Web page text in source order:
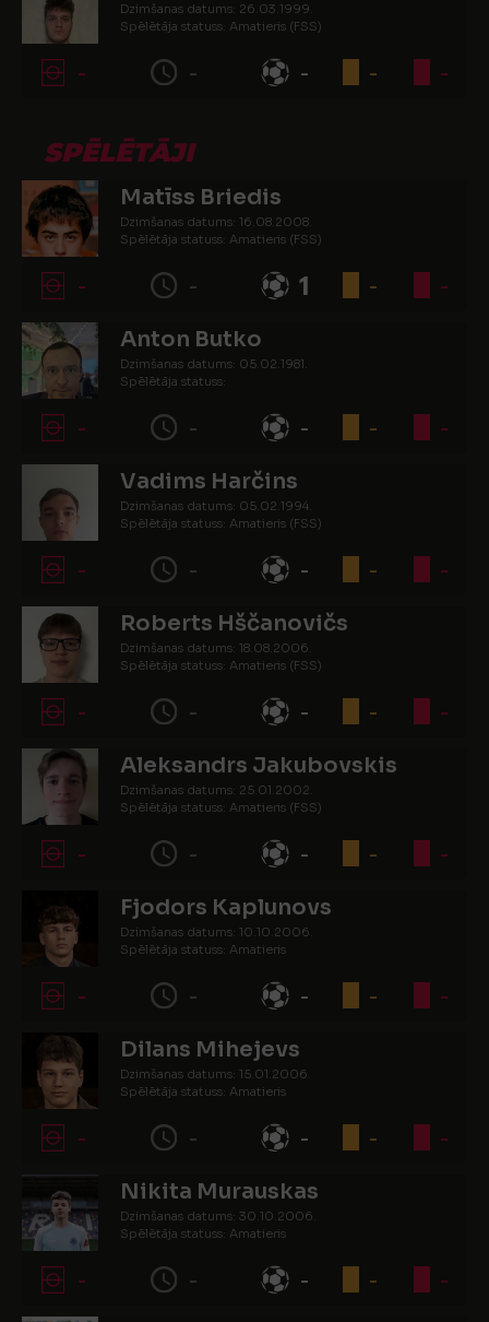
Dzimšanas datums: 26.03.1999.
Spēlētāja statuss: Amatieris (FSS)
- - - - -
SPĒLĒTĀJI
Matīss Briedis
Dzimšanas datums: 16.08.2008.
Spēlētāja statuss: Amatieris (FSS)
- - 1 - -
Anton Butko
Dzimšanas datums: 05.02.1981.
Spēlētāja statuss:
- - - - -
Vadims Harčins
Dzimšanas datums: 05.02.1994.
Spēlētāja statuss: Amatieris (FSS)
- - - - -
Roberts Hščanovičs
Dzimšanas datums: 18.08.2006.
Spēlētāja statuss: Amatieris (FSS)
- - - - -
Aleksandrs Jakubovskis
Dzimšanas datums: 25.01.2002.
Spēlētāja statuss: Amatieris (FSS)
- - - - -
Fjodors Kaplunovs
Dzimšanas datums: 10.10.2006.
Spēlētāja statuss: Amatieris
- - - - -
Dilans Mihejevs
Dzimšanas datums: 15.01.2006.
Spēlētāja statuss: Amatieris
- - - - -
Nikita Murauskas
Dzimšanas datums: 30.10.2006.
Spēlētāja statuss: Amatieris
- - - - -